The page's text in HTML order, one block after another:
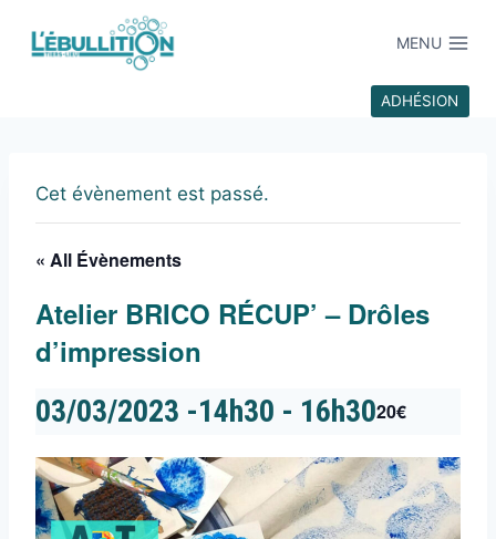
MENU
ADHÉSION
Cet évènement est passé.
« All Évènements
Atelier BRICO RÉCUP’ – Drôles
d’impression
03/03/2023 -14h30 - 16h3020€